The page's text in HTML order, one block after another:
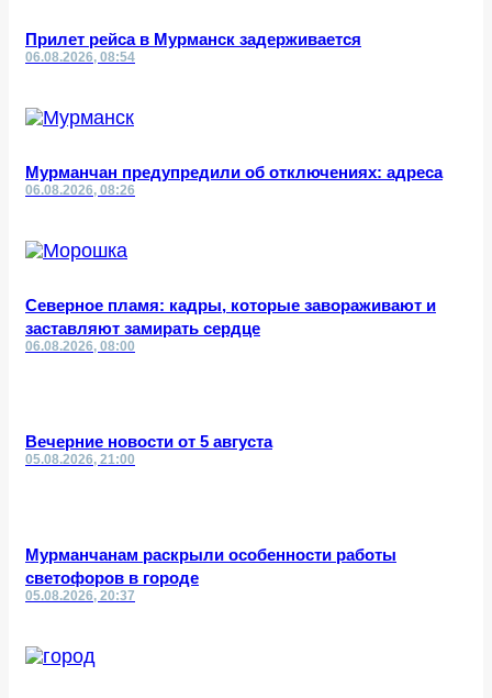
Прилет рейса в Мурманск задерживается
06.08.2026, 08:54
Мурманчан предупредили об отключениях: адреса
06.08.2026, 08:26
Северное пламя: кадры, которые завораживают и
заставляют замирать сердце
06.08.2026, 08:00
Вечерние новости от 5 августа
05.08.2026, 21:00
Мурманчанам раскрыли особенности работы
светофоров в городе
05.08.2026, 20:37